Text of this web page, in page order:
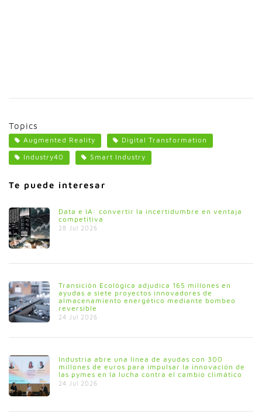
Topics
Augmented Reality
Digital Transformation
Industry40
Smart Industry
Te puede interesar
Data e IA: convertir la incertidumbre en ventaja
competitiva
28 Jul 2026
Transición Ecológica adjudica 165 millones en
ayudas a siete proyectos innovadores de
almacenamiento energético mediante bombeo
reversible
24 Jul 2026
Industria abre una línea de ayudas con 300
millones de euros para impulsar la innovación de
las pymes en la lucha contra el cambio climático
24 Jul 2026